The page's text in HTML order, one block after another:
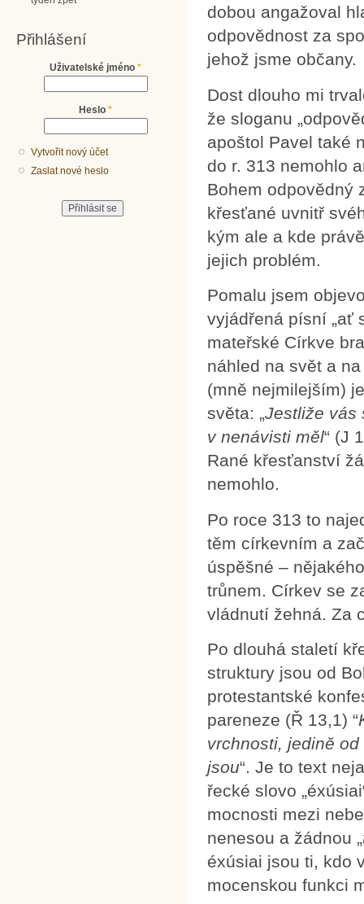
Přihlášení
Uživatelské jméno *
Heslo *
Vytvořit nový účet
Zaslat nové heslo
dobou angažoval
odpovědnost za
jehož jsme občany.
Dost dlouho mi
že sloganu
apoštol Pavel také
do r. 313 nemohlo
Bohem odpovědný
křesťané uvnitř
kým ale a kde
jejich problém.
Pomalu jsem
vyjádřená písní „ať
mateřské Církve
náhled na svět a
(mně nejmilejším)
světa: „Jestliže vás
v nenávisti měl“ (J
Rané křesťanství
nemohlo.
Po roce 313 to
těm církevním a
úspěšné –
trůnem. Církev se
vládnutí žehná. Za
Po dlouhá staletí
struktury jsou od
protestantské
pareneze (Ř 13,1) “
vrchnosti, jedině
jsou“. Je to text
řecké slovo
mocnosti mezi
nenesou a žádnou „
éxúsiai jsou ti, kdo
mocenskou funkci